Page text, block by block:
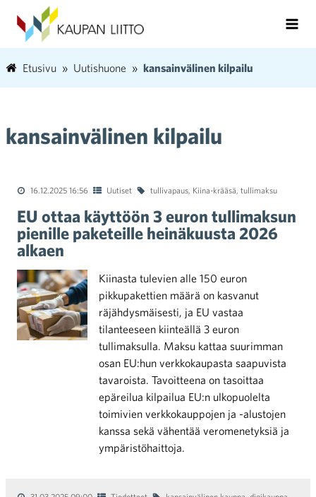
Etusivu Uutishuone kansainvälinen kilpailu
kansainvälinen kilpailu
16.12.2025 16:56 Uutiset tullivapaus, Kiina-krääsä, tullimaksu
EU ottaa käyttöön 3 euron tullimaksun
pienille paketeille heinäkuusta 2026
alkaen
Kiinasta tulevien alle 150 euron
pikkupakettien määrä on kasvanut
räjähdysmäisesti, ja EU vastaa
tilanteeseen kiinteällä 3 euron
tullimaksulla. Maksu kattaa suurimman
osan EU:hun verkkokaupasta saapuvista
tavaroista. Tavoitteena on tasoittaa
epäreilua kilpailua EU:n ulkopuolelta
toimivien verkkokauppojen ja -alustojen
kanssa sekä vähentää veromenetyksiä ja
ympäristöhaittoja.